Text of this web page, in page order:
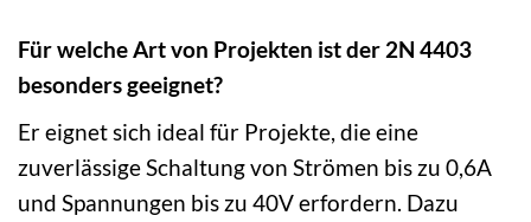
Für welche Art von Projekten ist der 2N 4403
besonders geeignet?
Er eignet sich ideal für Projekte, die eine
zuverlässige Schaltung von Strömen bis zu 0,6A
und Spannungen bis zu 40V erfordern. Dazu